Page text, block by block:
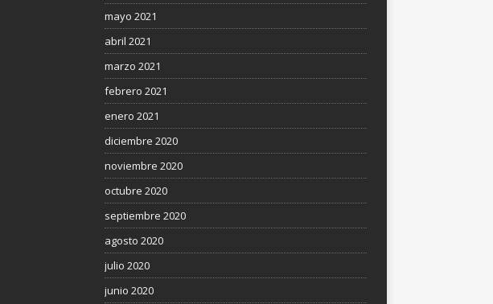
mayo 2021
abril 2021
marzo 2021
febrero 2021
enero 2021
diciembre 2020
noviembre 2020
octubre 2020
septiembre 2020
agosto 2020
julio 2020
junio 2020